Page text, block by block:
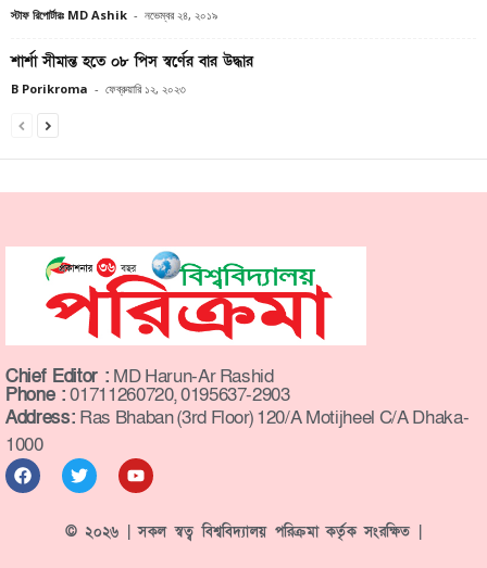
স্টাফ রিপোর্টারঃ MD Ashik - নভেম্বর ২৪, ২০১৯
শার্শা সীমান্ত হতে ০৮ পিস স্বর্ণের বার উদ্ধার
B Porikroma - ফেব্রুয়ারি ১২, ২০২৩
Chief Editor : MD Harun-Ar Rashid
Phone :01711260720, 0195637-2903
Address: Ras Bhaban (3rd Floor) 120/A Motijheel C/A Dhaka-
1000
© ২০২৬ | সকল স্বত্ব বিশ্ববিদ্যালয় পরিক্রমা কর্তৃক সংরক্ষিত |